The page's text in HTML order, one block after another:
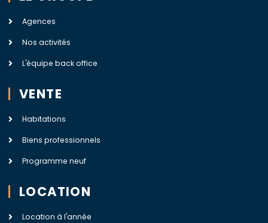
Agences
Nos activités
L'équipe back office
VENTE
Habitations
Biens professionnels
Programme neuf
LOCATION
Location à l'année